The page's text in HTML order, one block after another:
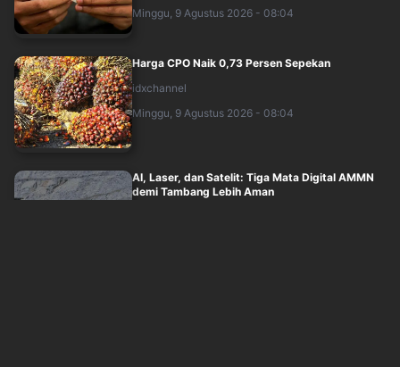
Minggu, 9 Agustus 2026 - 08:04
Harga CPO Naik 0,73 Persen Sepekan
idxchannel
Minggu, 9 Agustus 2026 - 08:04
AI, Laser, dan Satelit: Tiga Mata Digital AMMN
demi Tambang Lebih Aman